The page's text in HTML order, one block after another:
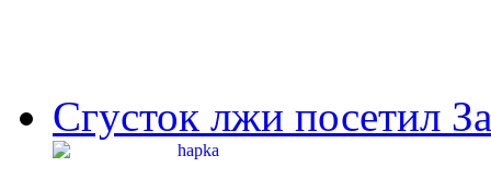
Сгусток лжи посетил